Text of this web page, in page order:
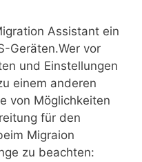
Assistant ein
Geräten.Wer vor
und Einstellungen
einem anderen
von Möglichkeiten
für den
Migraion
zu beachten: